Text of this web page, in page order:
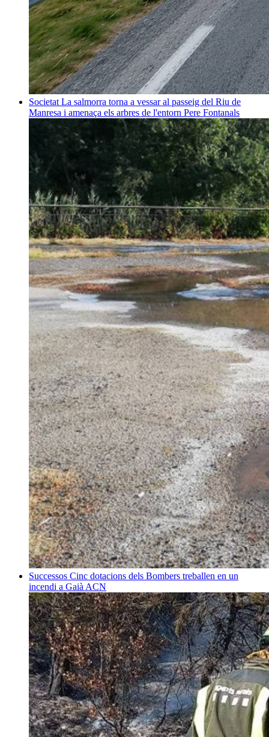
Societat La salmorra torna a vessar al passeig del Riu de
Manresa i amenaça els arbres de l'entorn Pere Fontanals
Successos Cinc dotacions dels Bombers treballen en un
incendi a Gaià ACN